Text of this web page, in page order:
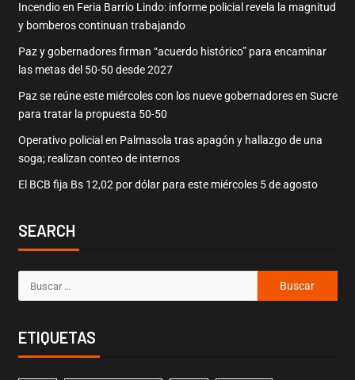
Incendio en Feria Barrio Lindo: informe policial revela la magnitud
y bomberos continuan trabajando
Paz y gobernadores firman “acuerdo histórico” para encaminar
las metas del 50-50 desde 2027
Paz se reúne este miércoles con los nueve gobernadores en Sucre
para tratar la propuesta 50-50
Operativo policial en Palmasola tras apagón y hallazgo de una
soga; realizan conteo de internos
El BCB fija Bs 12,02 por dólar para este miércoles 5 de agosto
SEARCH
ETIQUETAS